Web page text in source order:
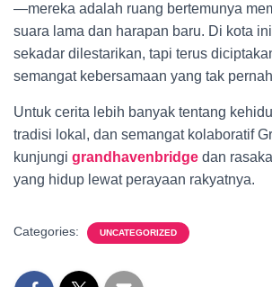
—mereka adalah ruang bertemunya
suara lama dan harapan baru. Di kota
sekadar dilestarikan, tapi terus
semangat kebersamaan yang tak
Untuk cerita lebih banyak tentang
tradisi lokal, dan semangat kolaboratif
kunjungi grandhavenbridge dan
yang hidup lewat perayaan rakyatnya.
Categories: UNCATEGORIZED